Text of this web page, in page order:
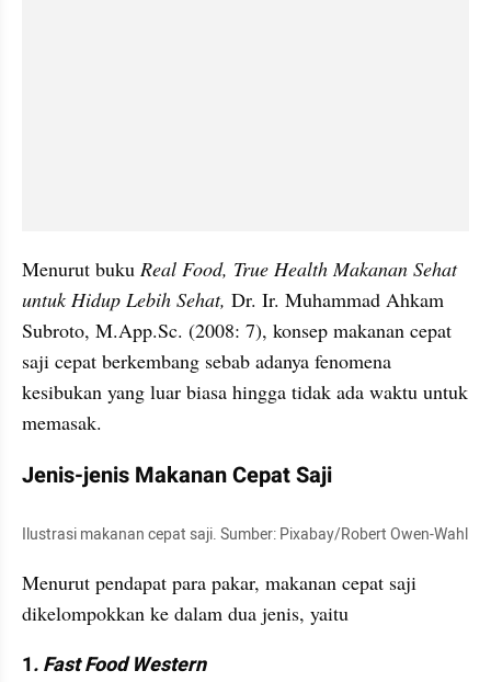
Menurut buku Real Food, True Health Makanan Sehat
untuk Hidup Lebih Sehat, Dr. Ir. Muhammad Ahkam
Subroto, M.App.Sc. (2008: 7), konsep makanan cepat
saji cepat berkembang sebab adanya fenomena
kesibukan yang luar biasa hingga tidak ada waktu untuk
memasak.
Jenis-jenis Makanan Cepat Saji
Ilustrasi makanan cepat saji. Sumber: Pixabay/Robert Owen-Wahl
Menurut pendapat para pakar, makanan cepat saji
dikelompokkan ke dalam dua jenis, yaitu
1. Fast Food Western